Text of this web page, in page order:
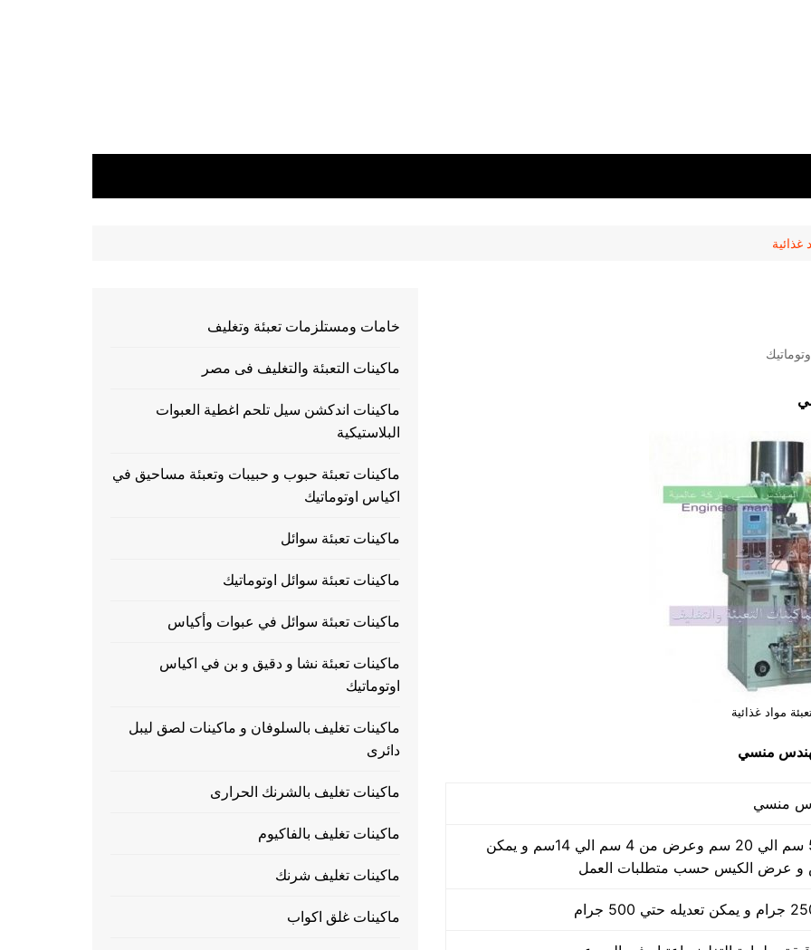
غذائية
مواد غذائية
طول الكيس من 5 سم الي 20 سم وعرض من 4 سم الي 14سم و يمكن
و عرض الكيس حسب متطلبات العمل
خامات ومستلزمات تعبئة وتغليف
ماكينات التعبئة والتغليف فى مصر
ماكينات اندكشن سيل تلحم اغطية العبوات
البلاستيكية
ماكينات تعبئة حبوب و حبيبات وتعبئة مساحيق في
اكياس اوتوماتيك
ماكينات تعبئة سوائل
ماكينات تعبئة سوائل اوتوماتيك
ماكينات تعبئة سوائل في عبوات وأكياس
ماكينات تعبئة نشا و دقيق و بن في اكياس
اوتوماتيك
ماكينات تغليف بالسلوفان و ماكينات لصق ليبل
دائرى
ماكينات تغليف بالشرنك الحرارى
ماكينات تغليف بالفاكيوم
ماكينات تغليف شرنك
ماكينات غلق اكواب